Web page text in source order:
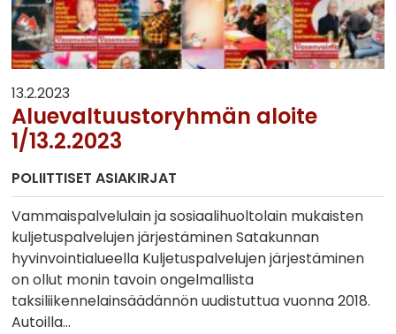
13.2.2023
Aluevaltuustoryhmän aloite
1/13.2.2023
POLIITTISET ASIAKIRJAT
Vammaispalvelulain ja sosiaalihuoltolain mukaisten
kuljetuspalvelujen järjestäminen Satakunnan
hyvinvointialueella Kuljetuspalvelujen järjestäminen
on ollut monin tavoin ongelmallista
taksiliikennelainsäädännön uudistuttua vuonna 2018.
Autoilla…